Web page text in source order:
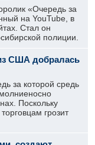
«Очередь за
на YouTube, в
Стал он
полиции.
США добралась
за которой средь
Поскольку
грозит